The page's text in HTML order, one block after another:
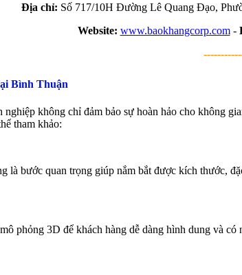
Địa chỉ: Số 717/10H Đường Lê Quang Đạo,
Website: www.baokhangcorp.com-
Bình Thuận
không chỉ đảm bảo sự hoàn hảo cho không
tham khảo:
là bước quan trọng giúp nắm bắt được kích thước,
phỏng 3D để khách hàng dễ dàng hình dung và